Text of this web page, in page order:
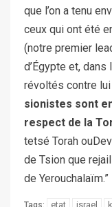
que l’on a tenu
ceux qui ont été
(notre premier
d’Égypte et,
révoltés contre lui
sionistes sont
respect de la
tetsé Torah
de Tsion que
de Yerouchalaïm.”
Tags: etat israel